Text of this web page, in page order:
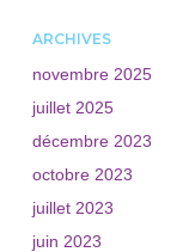
ARCHIVES
novembre 2025
juillet 2025
décembre 2023
octobre 2023
juillet 2023
juin 2023